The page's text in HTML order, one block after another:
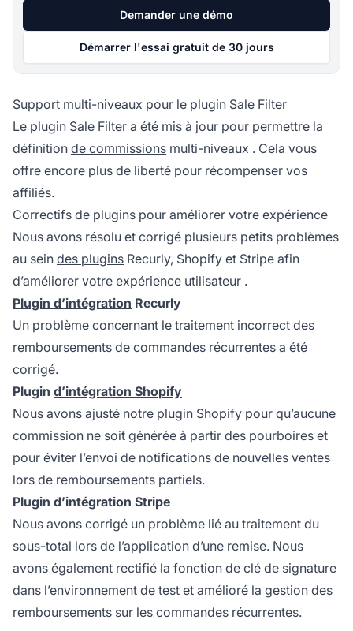
Demander une démo
Démarrer l'essai gratuit de 30 jours
Support multi-niveaux pour le plugin Sale Filter
Le plugin Sale Filter a été mis à jour pour permettre la
définition de commissions multi-niveaux . Cela vous
offre encore plus de liberté pour récompenser vos
affiliés.
Correctifs de plugins pour améliorer votre expérience
Nous avons résolu et corrigé plusieurs petits problèmes
au sein des plugins Recurly, Shopify et Stripe afin
d’améliorer votre expérience utilisateur .
Plugin d’intégration Recurly
Un problème concernant le traitement incorrect des
remboursements de commandes récurrentes a été
corrigé.
Plugin d’intégration Shopify
Nous avons ajusté notre plugin Shopify pour qu’aucune
commission ne soit générée à partir des pourboires et
pour éviter l’envoi de notifications de nouvelles ventes
lors de remboursements partiels.
Plugin d’intégration Stripe
Nous avons corrigé un problème lié au traitement du
sous-total lors de l’application d’une remise. Nous
avons également rectifié la fonction de clé de signature
dans l’environnement de test et amélioré la gestion des
remboursements sur les commandes récurrentes.